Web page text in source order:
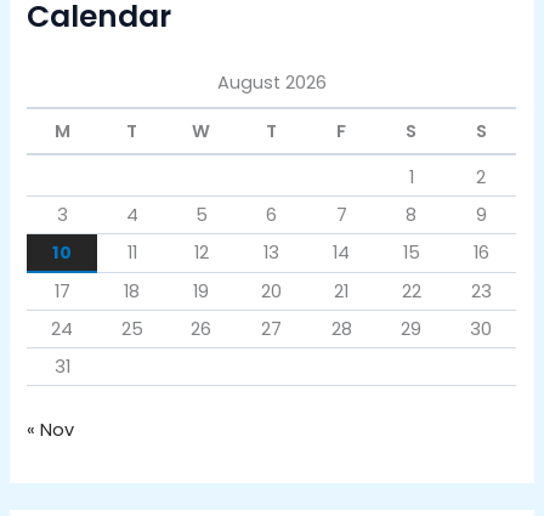
Calendar
August 2026
M
T W T F S
S
1
2
3
4 5 6 7 8
9
10
11 12 13 14 15
16
17
18 19 20 21 22
23
24
25 26 27 28 29
30
31
« Nov